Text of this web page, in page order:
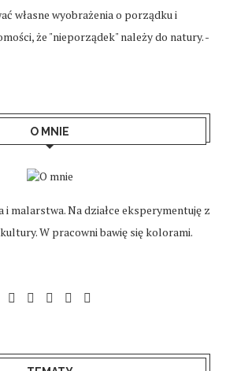
własne wyobrażenia o porządku i
że "nieporządek" należy do natury. -
O MNIE
malarstwa. Na działce eksperymentuję z
W pracowni bawię się kolorami.